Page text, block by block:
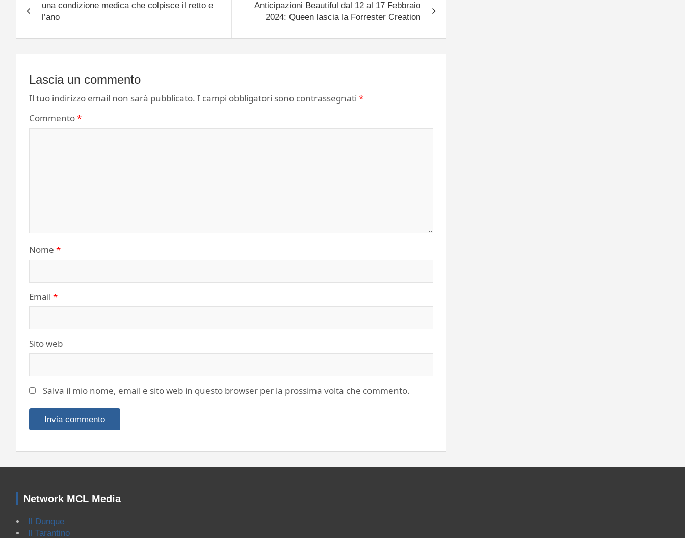
articoli
una condizione medica che colpisce il retto e
l’ano
Anticipazioni Beautiful dal 12 al 17 Febbraio
2024: Queen lascia la Forrester Creation
Lascia un commento
Il tuo indirizzo email non sarà pubblicato. I campi obbligatori sono contrassegnati *
Commento*
Nome *
Email *
Sito web
Salva il mio nome, email e sito web in questo browser per la prossima volta che commento.
Network MCL Media
Il Dunque
Il Tarantino